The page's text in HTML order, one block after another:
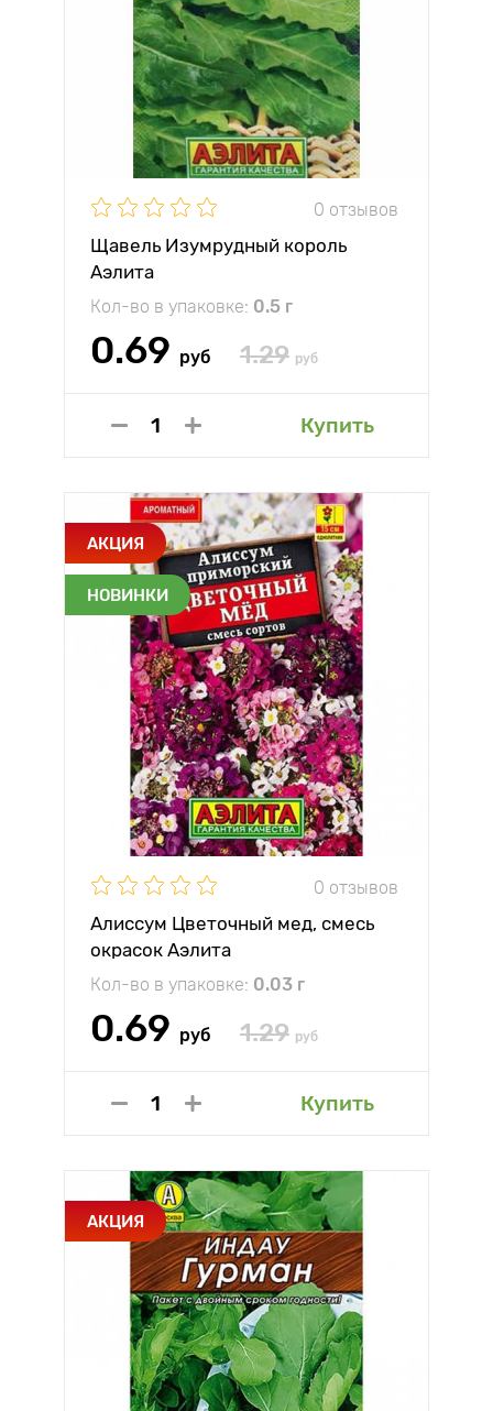
0 отзывов
Щавель Изумрудный король
Аэлита
Кол-во в упаковке: 0.5 г
0.69 руб 1.29 руб
Купить
АКЦИЯ
НОВИНКИ
0 отзывов
Алиссум Цветочный мед, смесь
окрасок Аэлита
Кол-во в упаковке: 0.03 г
0.69 руб 1.29 руб
Купить
АКЦИЯ